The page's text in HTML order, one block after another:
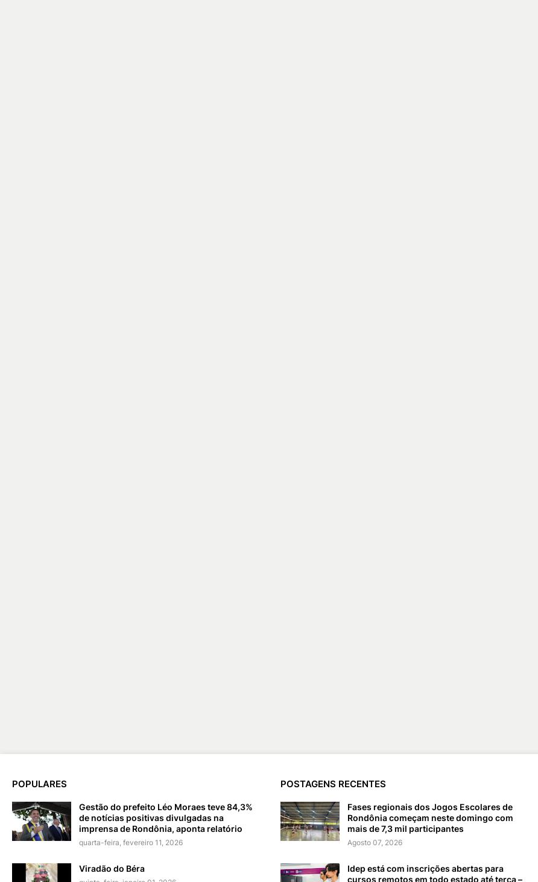
POPULARES
Gestão do prefeito Léo Moraes teve 84,3%
de notícias positivas divulgadas na
imprensa de Rondônia, aponta relatório
quarta-feira, fevereiro 11, 2026
Viradão do Béra
POSTAGENS RECENTES
Fases regionais dos Jogos Escolares de
Rondônia começam neste domingo com
mais de 7,3 mil participantes
Agosto 07, 2026
Idep está com inscrições abertas para
cursos remotos em todo estado até terça –